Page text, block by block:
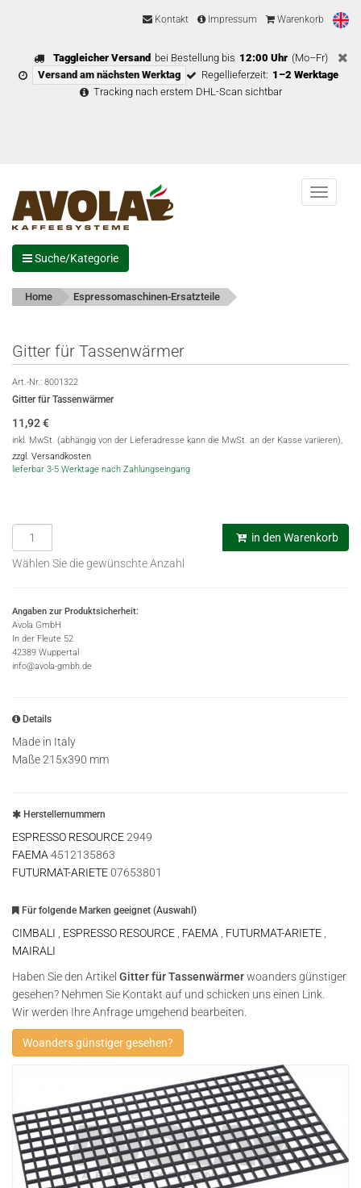
Kontakt Impressum Warenkorb
Taggleicher Versand bei Bestellung bis 12:00 Uhr (Mo–Fr)
Versand am nächsten Werktag
Regellieferzeit: 1–2 Werktage
Tracking nach erstem DHL-Scan sichtbar
Menu
Suche/Kategorie
Home Espressomaschinen-Ersatzteile
Gitter für Tassenwärmer
Art.-Nr.: 8001322
Gitter für Tassenwärmer
11,92€
inkl. MwSt. (abhängig von der Lieferadresse kann die MwSt. an der Kasse variieren),
zzgl. Versandkosten
lieferbar 3-5 Werktage nach Zahlungseingang
in den Warenkorb
Wählen Sie die gewünschte Anzahl
Angaben zur Produktsicherheit:
Avola GmbH
In der Fleute 52
42389 Wuppertal
info@avola-gmbh.de
Details
Made in Italy
Maße 215x390 mm
Herstellernummern
ESPRESSO RESOURCE2949
FAEMA 4512135863
FUTURMAT-ARIETE07653801
Für folgende Marken geeignet (Auswahl)
CIMBALI ESPRESSO RESOURCE FAEMA FUTURMAT-ARIETE
MAIRALI
Haben Sie den Artikel Gitter für Tassenwärmerwoanders günstiger
gesehen? Nehmen Sie Kontakt auf und schicken uns einen Link.
Wir werden Ihre Anfrage umgehend bearbeiten.
Woanders günstiger gesehen?